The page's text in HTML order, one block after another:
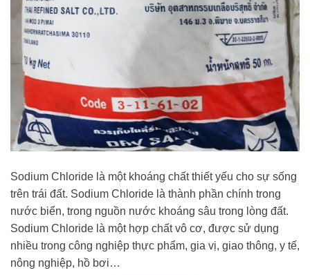
Sodium Chloride là một khoáng chất thiết yếu cho sự sống
trên trái đất. Sodium Chloride là thành phần chính trong
nước biển, trong nguồn nước khoáng sâu trong lòng đất.
Sodium Chloride là một hợp chất vô cơ, được sử dụng
nhiều trong công nghiệp thực phẩm, gia vị, giao thông, y tế,
nông nghiệp, hồ bơi…